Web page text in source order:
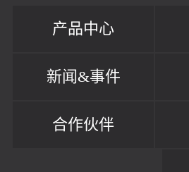
产品中心
新闻&事件
合作伙伴